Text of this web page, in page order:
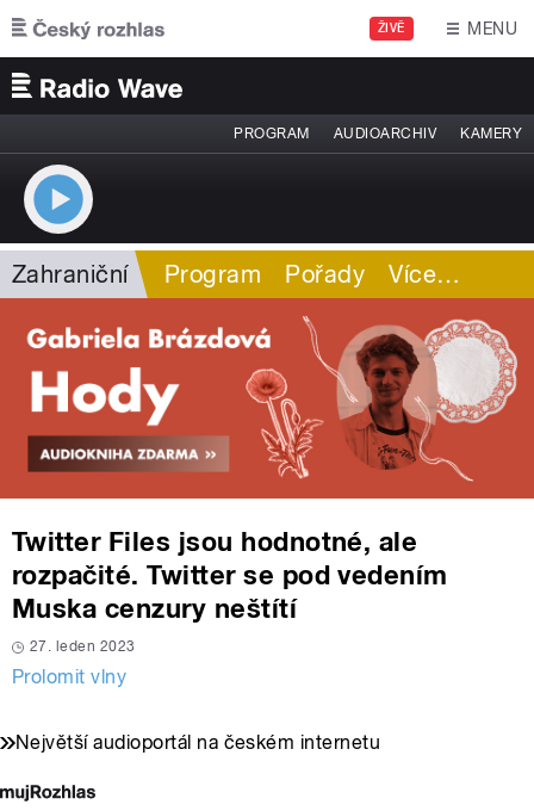
Přejít k hlavnímu obsahu
ŽIVĚ MENU
PROGRAM AUDIOARCHIV KAMERY
Zahraniční Program Pořady Více…
Twitter Files jsou hodnotné, ale
rozpačité. Twitter se pod vedením
Muska cenzury neštítí
27. leden 2023
Prolomit vlny
Největší audioportál na českém internetu